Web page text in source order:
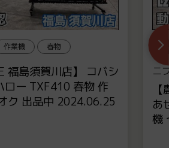
作業機 春物
福島須賀川店】 コバシ
ロー TXF410 春物 作
ク 出品中 2024.06.25
ニ
あ
機